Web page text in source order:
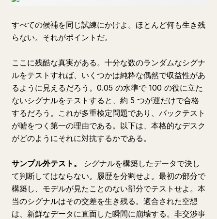
すべての候補を同じ試練にかけよ。ほとんど何も生き残
らない。それがポイントだ。
ここに残酷な真実がある。十分な数のランダムなシグナ
ルをテストすれば、いくつかは純粋な偶然で収益性があ
るように見えるだろう。0.05 の水準で 100 の役に立た
ないシグナルをテストすると、約 5 つが運だけで合格
するだろう。これが多重検定問題であり、バックテスト
が嘘をつく第一の理由である。以下は、本格的なデスク
がどのようにそれに対抗するかである。
サンプル外テスト。
シグナルを構築したデータで決し
て判断してはならない。履歴を分割せよ。最初の部分で
構築し、モデルが見たことのない部分でテストせよ。本
当のシグナルはその交差を生き残る。適合された空想
は、新鮮なデータに直面した瞬間に崩壊する。非交渉事